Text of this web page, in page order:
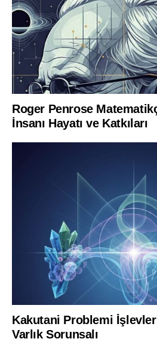
Roger Penrose
İnsanı Hayatı ve Katkıları
Kakutani Problemi
Varlık Sorunsalı